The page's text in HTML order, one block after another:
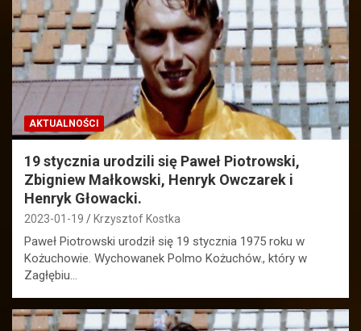
AKTUALNOŚCI
19 stycznia urodzili się Paweł Piotrowski,
Zbigniew Małkowski, Henryk Owczarek i
Henryk Głowacki.
2023-01-19 Krzysztof Kostka
Paweł Piotrowski urodził się 19 stycznia 1975 roku w
Kożuchowie. Wychowanek Polmo Kożuchów., który w
Zagłębiu…